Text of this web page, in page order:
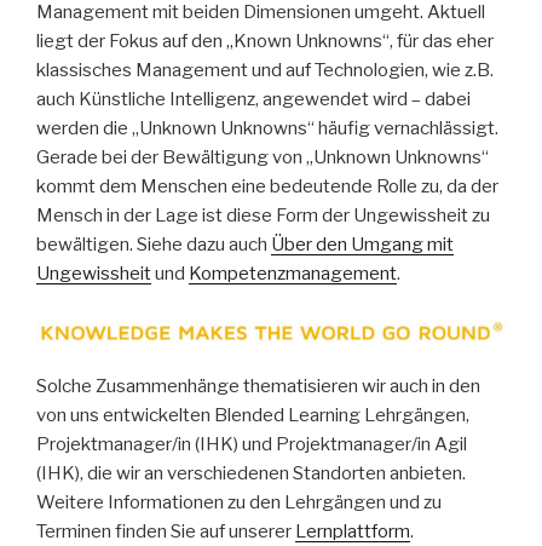
Management mit beiden Dimensionen umgeht. Aktuell
liegt der Fokus auf den „Known Unknowns“, für das eher
klassisches Management und auf Technologien, wie z.B.
auch Künstliche Intelligenz, angewendet wird – dabei
werden die „Unknown Unknowns“ häufig vernachlässigt.
Gerade bei der Bewältigung von „Unknown Unknowns“
kommt dem Menschen eine bedeutende Rolle zu, da der
Mensch in der Lage ist diese Form der Ungewissheit zu
bewältigen. Siehe dazu auch Über den Umgang mit
Ungewissheitund Kompetenzmanagement.
Solche Zusammenhänge thematisieren wir auch in den
von uns entwickelten Blended Learning Lehrgängen,
Projektmanager/in (IHK) und Projektmanager/in Agil
(IHK), die wir an verschiedenen Standorten anbieten.
Weitere Informationen zu den Lehrgängen und zu
Terminen finden Sie auf unserer Lernplattform.